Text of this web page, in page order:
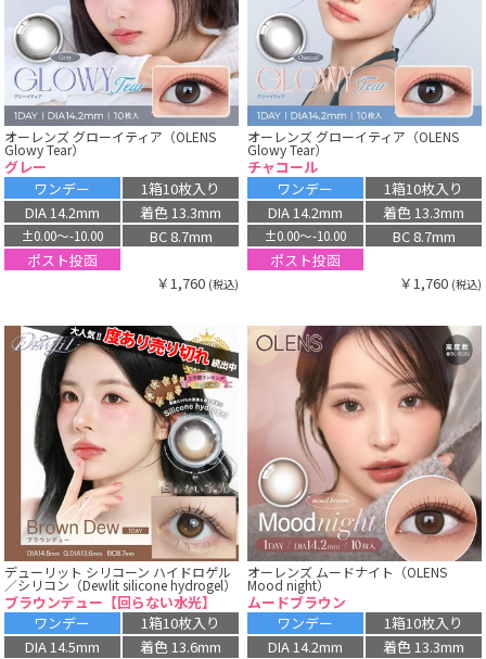
オーレンズ グローイティア（OLENS
Glowy Tear）
グレー
ワンデー
1箱10枚入り
DIA 14.2mm
着色 13.3mm
±0.00〜-10.00
BC 8.7mm
ポスト投函
￥1,760 (税込)
オーレンズ グローイティア（OLENS
Glowy Tear）
チャコール
ワンデー
1箱10枚入り
DIA 14.2mm
着色 13.3mm
±0.00〜-10.00
BC 8.7mm
ポスト投函
￥1,760 (税込)
デューリット シリコーン ハイドロゲル
／シリコン（Dewlit silicone hydrogel）
ブラウンデュー【回らない水光】
ワンデー
1箱10枚入り
DIA 14.5mm
着色 13.6mm
オーレンズ ムードナイト（OLENS
Mood night）
ムードブラウン
ワンデー
1箱10枚入り
DIA 14.2mm
着色 13.3mm